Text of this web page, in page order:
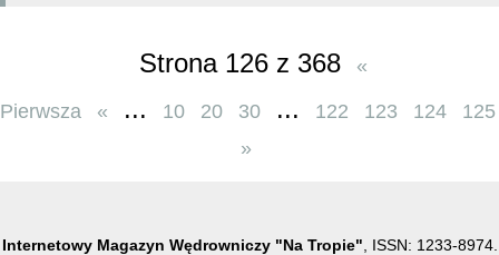
Strona 126 z 368 «
Pierwsza « ... 10 20 30 ... 122 123 124
125
»
Internetowy Magazyn Wędrowniczy "Na Tropie" , ISSN: 1233-8974.